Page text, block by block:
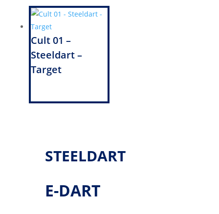
Cult 01 –
Steeldart –
Target
STEELDART
E-DART